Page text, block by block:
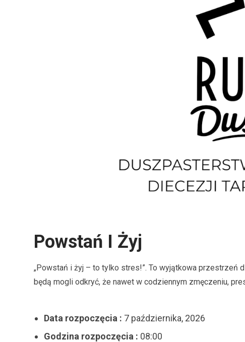
Powstań I Żyj
„Powstań i żyj – to tylko stres!”. To wyjątkowa przestrzeń
będą mogli odkryć, że nawet w codziennym zmęczeniu,
Data rozpoczęcia : 7 października, 2026
Godzina rozpoczęcia : 08:00